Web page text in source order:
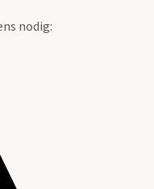
nodig: